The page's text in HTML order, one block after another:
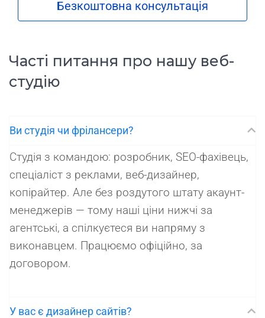
Безкоштовна консультація
Часті питання про нашу веб-
студію
Ви студія чи фрілансери?
Студія з командою: розробник, SEO-фахівець,
спеціаліст з реклами, веб-дизайнер,
копірайтер. Але без роздутого штату акаунт-
менеджерів — тому наші ціни нижчі за
агентські, а спілкуєтеся ви напряму з
виконавцем. Працюємо офіційно, за
договором.
У вас є дизайнер сайтів?